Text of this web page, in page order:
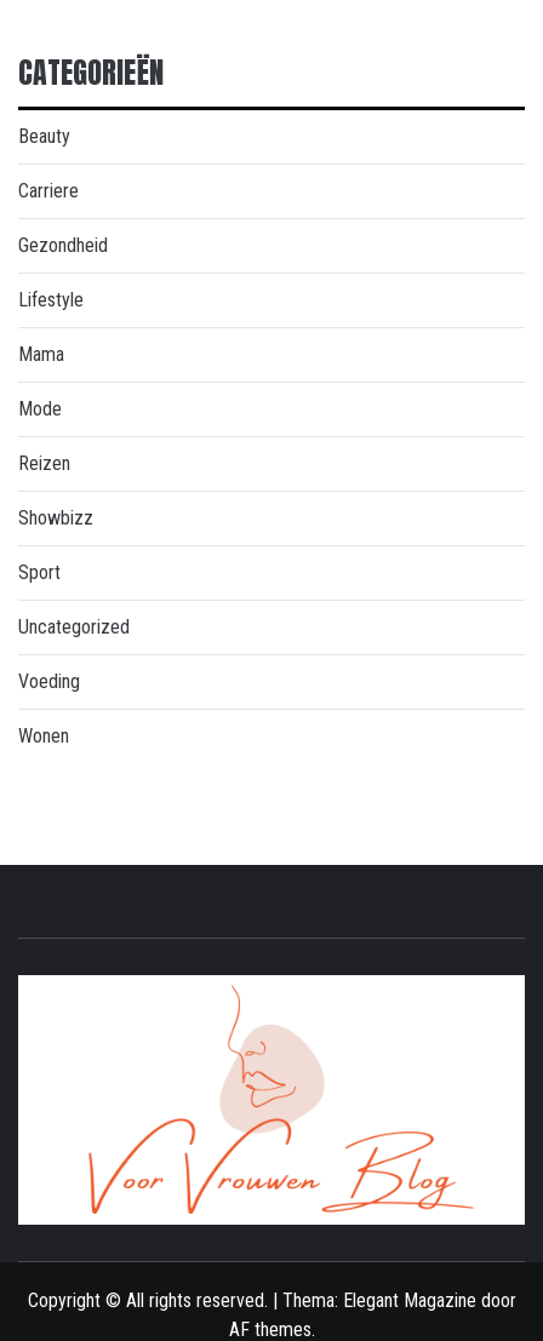
CATEGORIEËN
Beauty
Carriere
Gezondheid
Lifestyle
Mama
Mode
Reizen
Showbizz
Sport
Uncategorized
Voeding
Wonen
Copyright © All rights reserved. | Thema: Elegant Magazine door
AF themes.